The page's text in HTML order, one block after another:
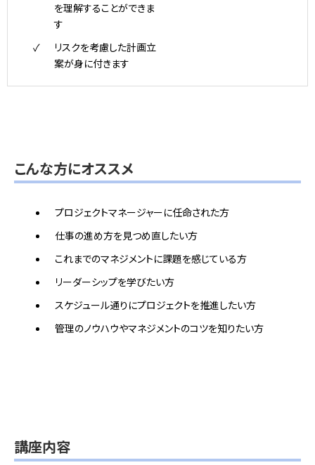
を理解することができま
す
リスクを考慮した計画立
案が身に付きます
こんな方にオススメ
プロジェクトマネージャーに任命された方
仕事の進め方を見つめ直したい方
これまでのマネジメントに課題を感じている方
リーダーシップを学びたい方
スケジュール通りにプロジェクトを推進したい方
管理のノウハウやマネジメントのコツを知りたい方
講座内容